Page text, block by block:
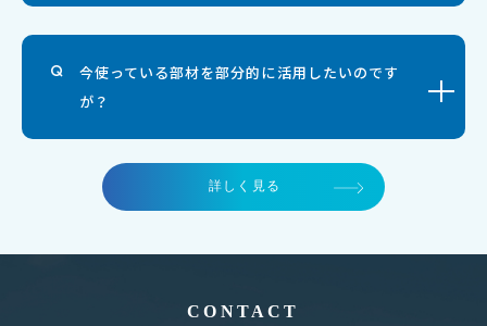
今使っている部材を部分的に活用したいのです
が？
詳しく見る
CONTACT